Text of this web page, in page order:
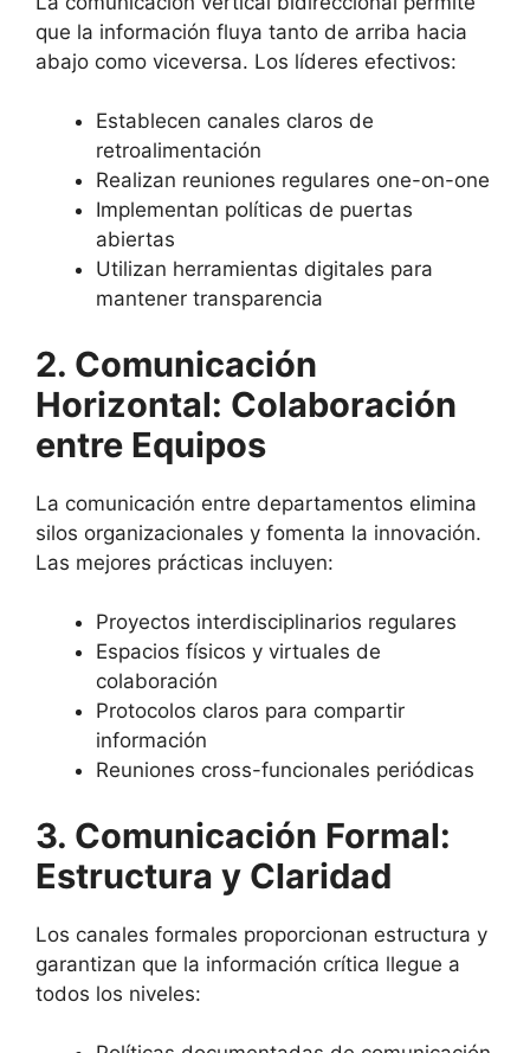
que la información fluya tanto de arriba hacia
abajo como viceversa. Los líderes efectivos:
Establecen canales claros de
retroalimentación
Realizan reuniones regulares one-on-one
Implementan políticas de puertas
abiertas
Utilizan herramientas digitales para
mantener transparencia
2. Comunicación
Horizontal: Colaboración
entre Equipos
La comunicación entre departamentos elimina
silos organizacionales y fomenta la innovación.
Las mejores prácticas incluyen:
Proyectos interdisciplinarios regulares
Espacios físicos y virtuales de
colaboración
Protocolos claros para compartir
información
Reuniones cross-funcionales periódicas
3. Comunicación Formal:
Estructura y Claridad
Los canales formales proporcionan estructura y
garantizan que la información crítica llegue a
todos los niveles: